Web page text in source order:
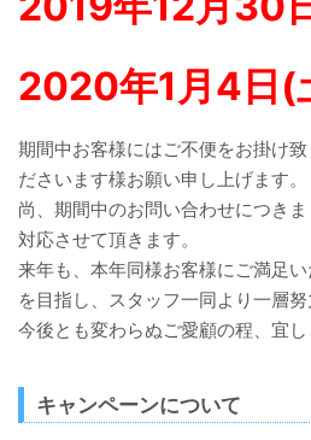
2020年1月4日(
期間中お客様にはご不便をお掛け
ださいます様お願い申し上げます。
尚、期間中のお問い合わせにつき
対応させて頂きます。
来年も、本年同様お客様にご満足
を目指し、スタッフ一同より一層努
今後とも変わらぬご愛顧の程、宜し
キャンペーンについて